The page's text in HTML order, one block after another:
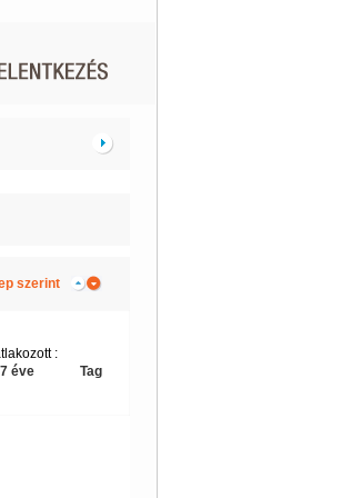
szerint
Tag
:
7 éve